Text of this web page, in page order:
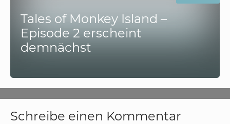
Tales of Monkey Island –
Episode 2 erscheint
demnächst
Schreibe einen Kommentar